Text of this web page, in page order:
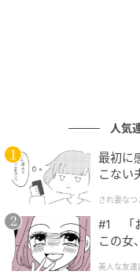
#1 子ども
な？なん
の記事
人気
最初に
こない
され妻なつ
#1 「
この女
美人な友達